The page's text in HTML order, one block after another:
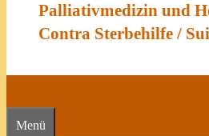
Palliativmedizin und
Contra Sterbehilfe /
Menü